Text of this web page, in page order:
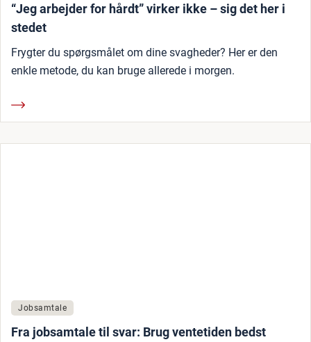
“Jeg arbejder for hårdt” virker ikke – sig det her i
stedet
Frygter du spørgsmålet om dine svagheder? Her er den
enkle metode, du kan bruge allerede i morgen.
Jobsamtale
Fra jobsamtale til svar: Brug ventetiden bedst